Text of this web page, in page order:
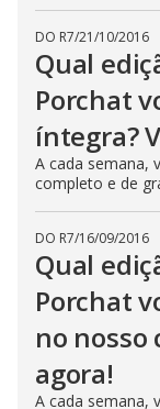
DO R7/21/10/2016
Qual
Porchat
íntegra?
A cada semana,
completo e de
DO R7/16/09/2016
Qual
Porchat
no nosso
agora!
A cada semana,